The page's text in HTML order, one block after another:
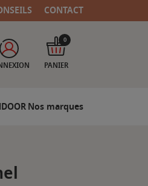
CONTACT
PANIER
0
Nos marques